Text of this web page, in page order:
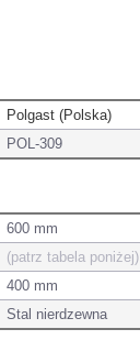
Polgast (Polska)
POL-309
600 mm
(patrz tabela poniżej)
400 mm
Stal nierdzewna